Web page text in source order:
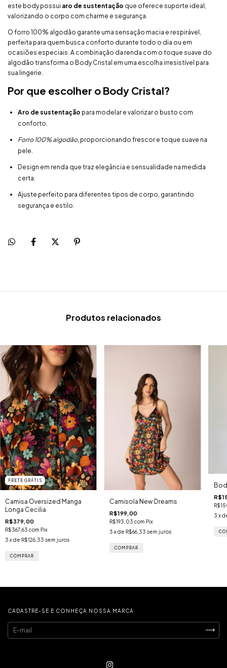
este body possui aro de sustentação que oferece suporte ideal,
valorizando o corpo com charme e segurança.
O forro 100% algodão garante uma sensação macia e respirável,
perfeita para quem busca conforto durante todo o dia ou em
ocasiões especiais. A combinação da renda com o toque suave do
algodão transforma o Body Cristal em uma escolha irresistível para
sua lingerie.
Por que escolher o Body Cristal?
Aro de sustentação para modelar e valorizar o busto com
conforto.
Forro 100% algodão , proporcionando frescor e toque suave na
pele.
Design em renda que traz elegância e sensualidade na medida
certa.
Ajuste perfeito para diferentes tipos de corpo, garantindo
segurança e estilo.
Produtos relacionados
FRETE GRÁTIS
Camisa Oversized Manga
Longa Cecilia
R$379,00
R$367,63com Pix
3 x de R$126,33 sem juros
COMPRAR
Camisola New Dreams
R$199,00
R$193,03com Pix
3 x de R$66,33 sem juros
COMPRAR
3 x
CADASTRE-SE E CONHEÇA NOSSA MARCA